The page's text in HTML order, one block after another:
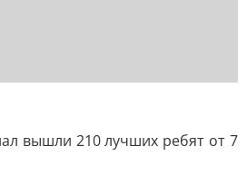
вышли 210 лучших ребят от 7